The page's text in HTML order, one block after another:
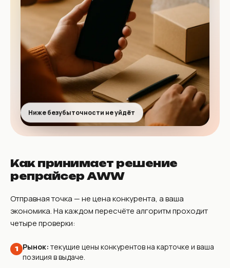
Ниже безубыточности не уйдёт
Как принимает решение
репрайсер AWW
Отправная точка — не цена конкурента, а ваша
экономика. На каждом пересчёте алгоритм проходит
четыре проверки:
1 Рынок: текущие цены конкурентов на карточке и ваша
позиция в выдаче.